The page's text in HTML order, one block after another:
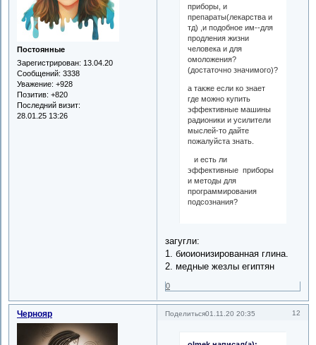
Постоянные
Зарегистрирован: 13.04.20
Сообщений: 3338
Уважение: +928
Позитив: +820
Последний визит:
28.01.25 13:26
приборы, и
препараты(лекарства и
тд) ,и подобное им--для
продления жизни
человека и для
омоложения?
(достаточно значимого)?
а также если ко знает
где можно купить
эффективные машины
радионики и усилители
мыслей-то дайте
пожалуйста знать.
и есть ли
эффективные приборы
и методы для
программирования
подсознания?
загугли:
1. биоионизированная глина.
2. медные жезлы египтян
0
Поделиться 12
01.11.20 20:35
Чернояр